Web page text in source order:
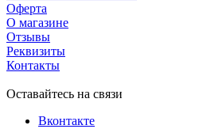
Оферта
О магазине
Отзывы
Реквизиты
Контакты
Оставайтесь на связи
Вконтакте